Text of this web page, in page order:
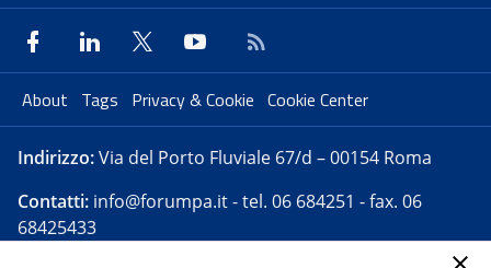
About Tags Privacy & Cookie Cookie Center
Indirizzo:Via del Porto Fluviale 67/d – 00154 Roma
Contatti: info@forumpa.it- tel. 06 684251 - fax. 06
68425433